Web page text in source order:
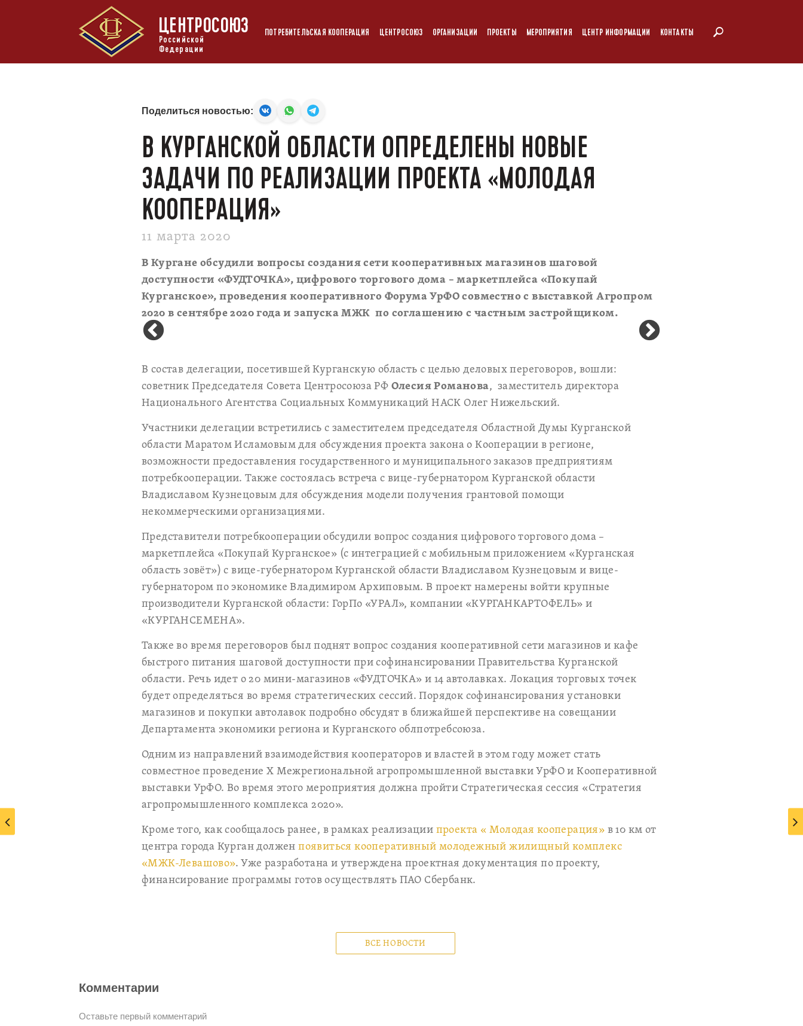
ЦЕНТРОСОЮЗ
Российской
Федерации
ПОТРЕБИТЕЛЬСКАЯ КООПЕРАЦИЯ ЦЕНТРОСОЮЗ ОРГАНИЗАЦИИ ПРОЕКТЫ МЕРОПРИЯТИЯ ЦЕНТР ИНФОРМАЦИИ КОНТАКТЫ
Поделиться новостью:
В КУРГАНСКОЙ ОБЛАСТИ ОПРЕДЕЛЕНЫ НОВЫЕ
ЗАДАЧИ ПО РЕАЛИЗАЦИИ ПРОЕКТА «МОЛОДАЯ
КООПЕРАЦИЯ»
11 марта 2020
В Кургане обсудили вопросы создания сети кооперативных магазинов шаговой
доступности «ФУДТОЧКА», цифрового торгового дома – маркетплейса «Покупай
Курганское», проведения кооперативного Форума УрФО совместно с выставкой Агропром
2020 в сентябре 2020 года и запуска МЖК по соглашению с частным застройщиком.
В состав делегации, посетившей Курганскую область с целью деловых переговоров, вошли:
советник Председателя Совета Центросоюза РФ Олесия Романова, заместитель директора
Национального Агентства Социальных Коммуникаций НАСК Олег Нижельский.
Участники делегации встретились с заместителем председателя Областной Думы Курганской
области Маратом Исламовым для обсуждения проекта закона о Кооперации в регионе,
возможности предоставления государственного и муниципального заказов предприятиям
потребкооперации. Также состоялась встреча с вице-губернатором Курганской области
Владиславом Кузнецовым для обсуждения модели получения грантовой помощи
некоммерческими организациями.
Представители потребкооперации обсудили вопрос создания цифрового торгового дома –
маркетплейса «Покупай Курганское» (с интеграцией с мобильным приложением «Курганская
область зовёт») с вице-губернатором Курганской области Владиславом Кузнецовым и вице-
губернатором по экономике Владимиром Архиповым. В проект намерены войти крупные
производители Курганской области: ГорПо «УРАЛ», компании «КУРГАНКАРТОФЕЛЬ» и
«КУРГАНСЕМЕНА».
Также во время переговоров был поднят вопрос создания кооперативной сети магазинов и кафе
быстрого питания шаговой доступности при софинансировании Правительства Курганской
области. Речь идет о 20 мини-магазинов «ФУДТОЧКА» и 14 автолавках. Локация торговых точек
будет определяться во время стратегических сессий. Порядок софинансирования установки
магазинов и покупки автолавок подробно обсудят в ближайшей перспективе на совещании
Департамента экономики региона и Курганского облпотребсоюза.
Одним из направлений взаимодействия кооператоров и властей в этом году может стать
совместное проведение Х Межрегиональной агропромышленной выставки УрФО и Кооперативной
выставки УрФО. Во время этого мероприятия должна пройти Стратегическая сессия «Стратегия
агропромышленного комплекса 2020».
Кроме того, как сообщалось ранее, в рамках реализации проекта « Молодая кооперация» в 10 км от
центра города Курган долженпоявиться кооперативный молодежный жилищный комплекс
«МЖК-Левашово». Уже разработана и утверждена проектная документация по проекту,
финансирование программы готов осуществлять ПАО Сбербанк.
ВСЕ НОВОСТИ
Комментарии
Оставьте первый комментарий